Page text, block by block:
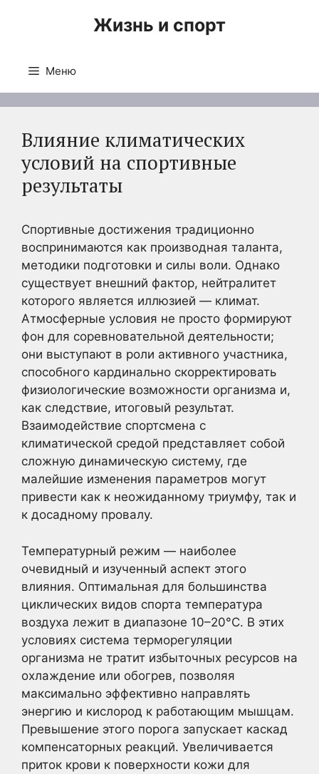
Жизнь и спорт
Меню
Влияние климатических
условий на спортивные
результаты
Спортивные достижения традиционно
воспринимаются как производная таланта,
методики подготовки и силы воли. Однако
существует внешний фактор, нейтралитет
которого является иллюзией — климат.
Атмосферные условия не просто формируют
фон для соревновательной деятельности;
они выступают в роли активного участника,
способного кардинально скорректировать
физиологические возможности организма и,
как следствие, итоговый результат.
Взаимодействие спортсмена с
климатической средой представляет собой
сложную динамическую систему, где
малейшие изменения параметров могут
привести как к неожиданному триумфу, так и
к досадному провалу.
Температурный режим — наиболее
очевидный и изученный аспект этого
влияния. Оптимальная для большинства
циклических видов спорта температура
воздуха лежит в диапазоне 10–20°C. В этих
условиях система терморегуляции
организма не тратит избыточных ресурсов на
охлаждение или обогрев, позволяя
максимально эффективно направлять
энергию и кислород к работающим мышцам.
Превышение этого порога запускает каскад
компенсаторных реакций. Увеличивается
приток крови к поверхности кожи для